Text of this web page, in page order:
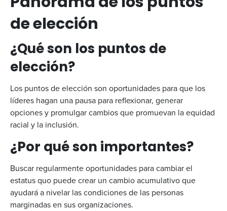
Panorama de los puntos
de elección
¿Qué son los puntos de
elección?
Los puntos de elección son oportunidades para que los
líderes hagan una pausa para reflexionar, generar
opciones y promulgar cambios que promuevan la equidad
racial y la inclusión.
¿Por qué son importantes?
Buscar regularmente oportunidades para cambiar el
estatus quo puede crear un cambio acumulativo que
ayudará a nivelar las condiciones de las personas
marginadas en sus organizaciones.